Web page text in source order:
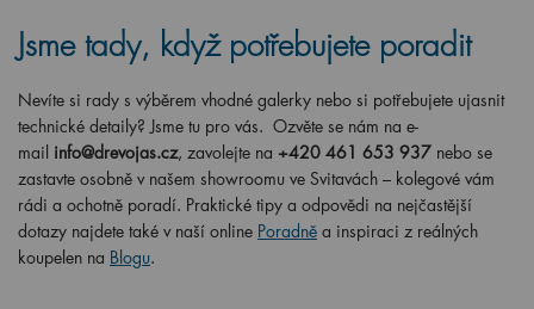
Jsme tady, když potřebujete poradit
Nevíte si rady s výběrem vhodné galerky nebo si potřebujete ujasnit
technické detaily? Jsme tu pro vás. Ozvěte se nám na e-
mail info@drevojas.cz, zavolejte na +420 461 653 937 nebo se
zastavte osobně v našem showroomu ve Svitavách – kolegové vám
rádi a ochotně poradí. Praktické tipy a odpovědi na nejčastější
dotazy najdete také v naší online Poradně a inspiraci z reálných
koupelen na Blogu.